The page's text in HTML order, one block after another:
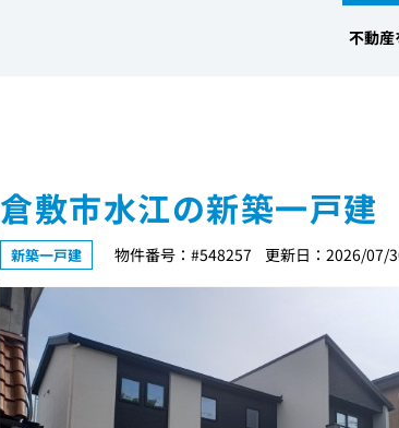
不動産
倉敷市水江の新築一戸建
新築一戸建 物件番号：#548257 更新日：2026/07/